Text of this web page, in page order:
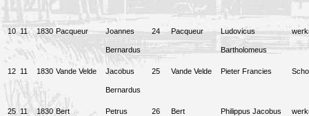
10 11 1830 Pacqueur Joannes
Bernardus
24 Pacqueur Ludovicus
Bartholomeus
12 11 1830 Vande Velde Jacobus
Bernardus
25 Vande Velde Pieter Francies
25 11 1830 Bert Petrus 26 Bert Philippus Jacobus